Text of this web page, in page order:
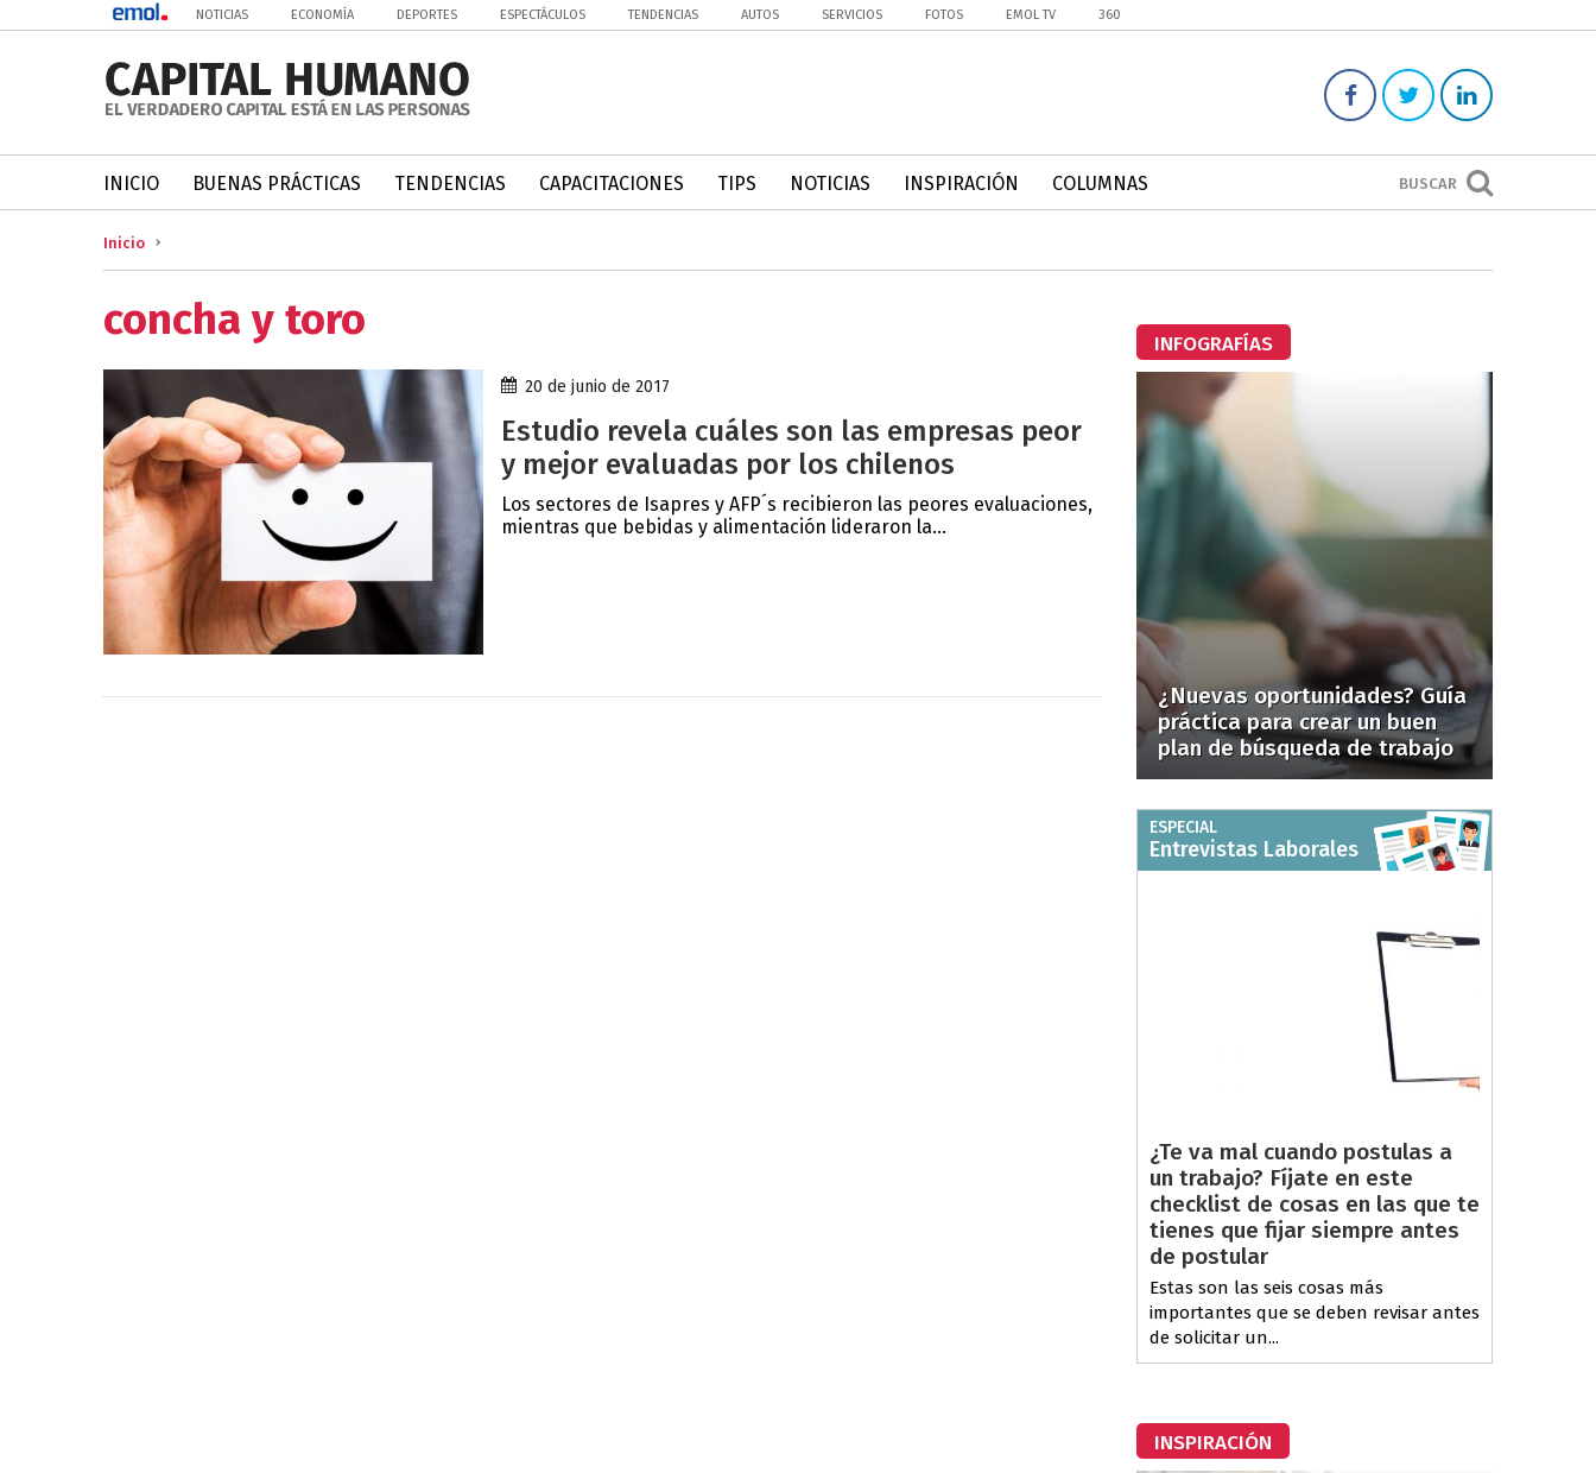
NOTICIAS ECONOMÍA DEPORTES ESPECTÁCULOS TENDENCIAS AUTOS SERVICIOS FOTOS EMOL TV 360
BUSCAR
INICIO BUENAS PRÁCTICAS TENDENCIAS CAPACITACIONES TIPS NOTICIAS INSPIRACIÓN COLUMNAS
Inicio
concha y toro
20 de junio de 2017
Estudio revela cuáles son las empresas peor
y mejor evaluadas por los chilenos
Los sectores de Isapres y AFP´s recibieron las peores evaluaciones,
mientras que bebidas y alimentación lideraron la...
INFOGRAFÍAS
¿Nuevas oportunidades? Guía
práctica para crear un buen
plan de búsqueda de trabajo
ESPECIAL
Entrevistas Laborales
¿Te va mal cuando postulas a
un trabajo? Fíjate en este
checklist de cosas en las que te
tienes que fijar siempre antes
de postular
Estas son las seis cosas más
importantes que se deben revisar antes
de solicitar un...
INSPIRACIÓN